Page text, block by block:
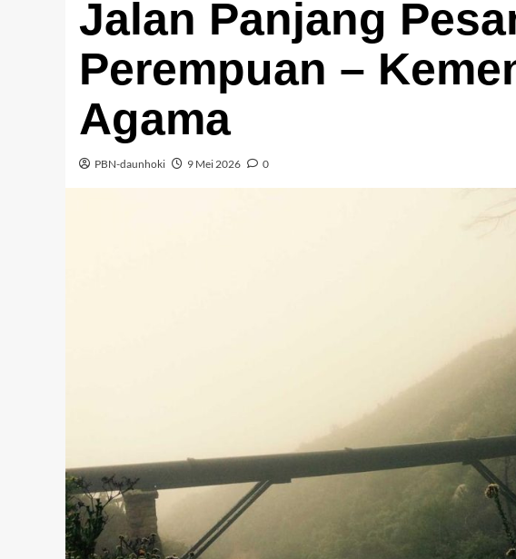
Jalan Panjang
Perempuan –
Agama
PBN-daunhoki 9 Mei 2026 0